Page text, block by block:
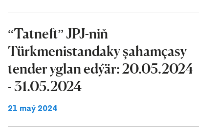
“Tatneft” JPJ-niň
Türkmenistandaky şahamçasy
tender yglan edýär: 20.05.2024
- 31.05.2024
21 maý 2024